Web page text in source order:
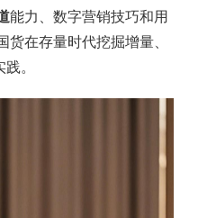
能力、数字营销技巧和用
货在存量时代挖掘增量、
。